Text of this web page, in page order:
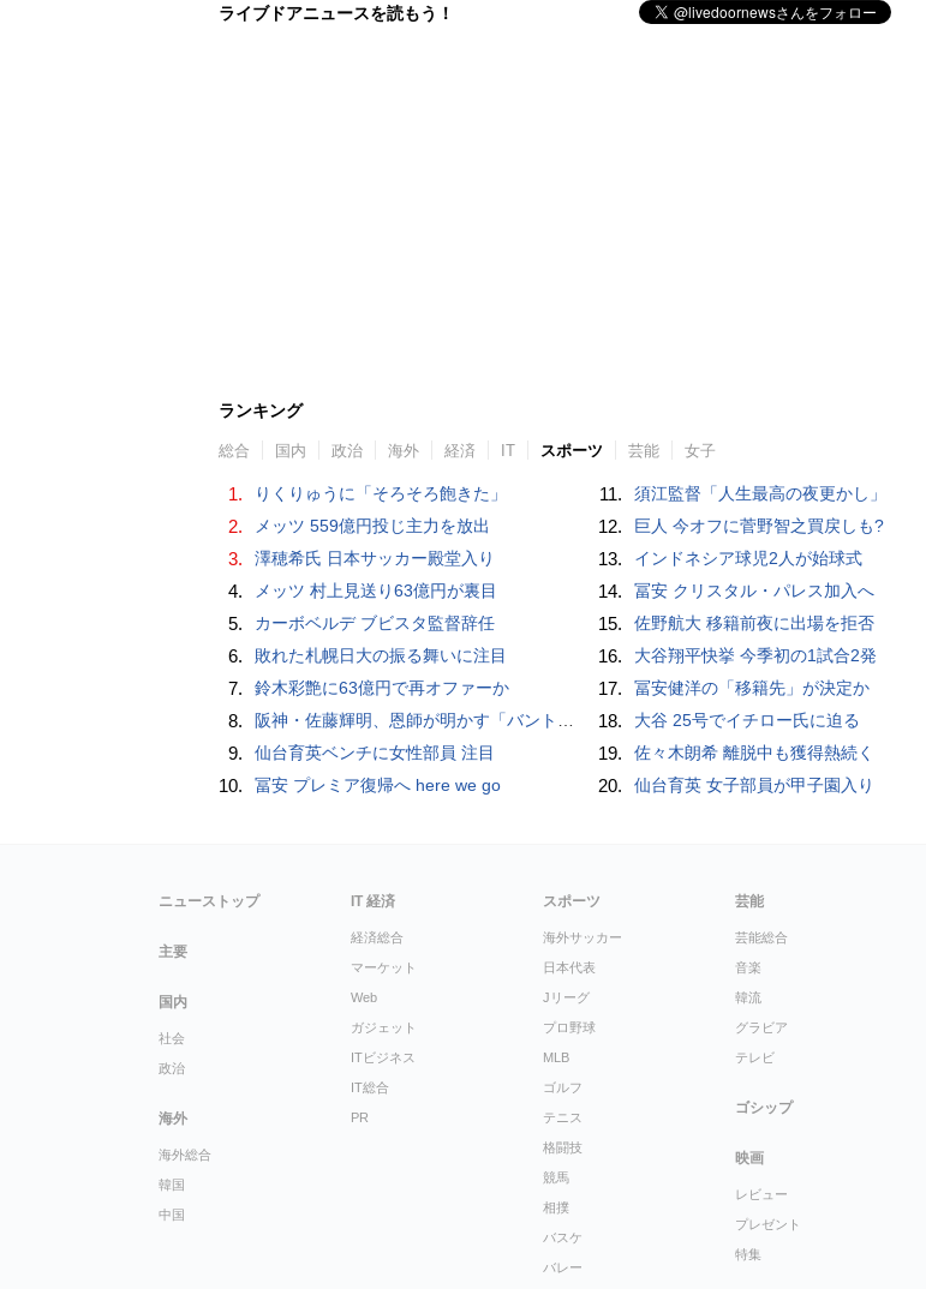
ライブドアニュースを読もう！
ランキング
総合 国内 政治 海外 経済 IT スポーツ 芸能 女子
1. りくりゅうに「そろそろ飽きた」
2. メッツ 559億円投じ主力を放出
3. 澤穂希氏 日本サッカー殿堂入り
4. メッツ 村上見送り63億円が裏目
5. カーボベルデ ブビスタ監督辞任
6. 敗れた札幌日大の振る舞いに注目
7. 鈴木彩艶に63億円で再オファーか
8. 阪神・佐藤輝明、恩師が明かす「バント拒否でホームラン」の“やんちゃ坊主”時代
9. 仙台育英ベンチに女性部員 注目
10. 冨安 プレミア復帰へ here we go
11. 須江監督「人生最高の夜更かし」
12. 巨人 今オフに菅野智之買戻しも?
13. インドネシア球児2人が始球式
14. 冨安 クリスタル・パレス加入へ
15. 佐野航大 移籍前夜に出場を拒否
16. 大谷翔平快挙 今季初の1試合2発
17. 冨安健洋の「移籍先」が決定か
18. 大谷 25号でイチロー氏に迫る
19. 佐々木朗希 離脱中も獲得熱続く
20. 仙台育英 女子部員が甲子園入り
ニューストップ
主要
国内
社会
政治
海外
海外総合
韓国
中国
IT 経済
経済総合
マーケット
Web
ガジェット
ITビジネス
IT総合
PR
スポーツ
海外サッカー
日本代表
Jリーグ
プロ野球
MLB
ゴルフ
テニス
格闘技
競馬
相撲
バスケ
バレー
芸能
芸能総合
音楽
韓流
グラビア
テレビ
ゴシップ
映画
レビュー
プレゼント
特集